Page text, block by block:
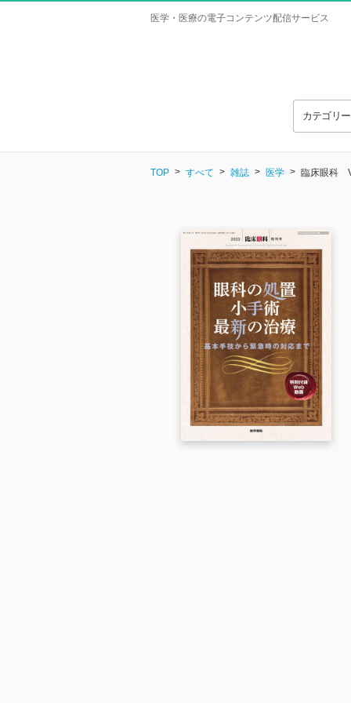
医学・医療の電子コンテンツ配信サービス
カテゴリ
TOP すべて 雑誌 医学 臨床眼科